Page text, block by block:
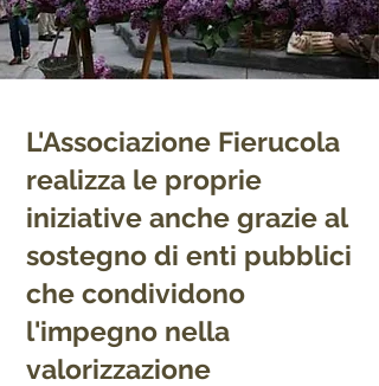
L'Associazione Fierucola
realizza le proprie
iniziative anche grazie al
sostegno di enti pubblici
che condividono
l'impegno nella
valorizzazione